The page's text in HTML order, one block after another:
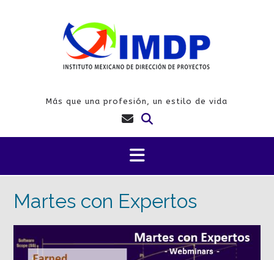
Más que una profesión, un estilo de vida
Martes con Expertos